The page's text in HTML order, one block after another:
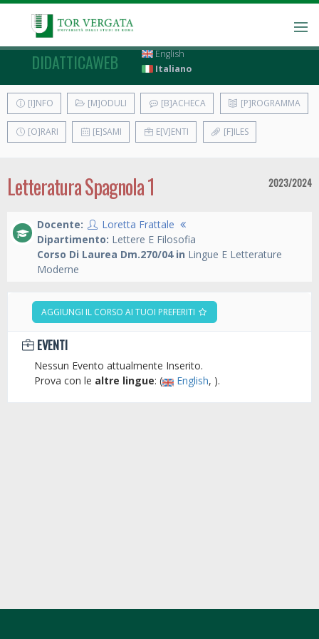
DIDATTICAWEB
English
Italiano
[I]NFO [M]ODULI [B]ACHECA [P]ROGRAMMA
[O]RARI [E]SAMI E[V]ENTI [F]ILES
Letteratura Spagnola 1 2023/2024
Docente:
Loretta Frattale
Dipartimento: Lettere E Filosofia
Corso Di Laurea Dm.270/04 in Lingue E Letterature
Moderne
AGGIUNGI IL CORSO AI TUOI PREFERITI
EVENTI
Nessun Evento attualmente Inserito.
Prova con le altre lingue: ( English, ).